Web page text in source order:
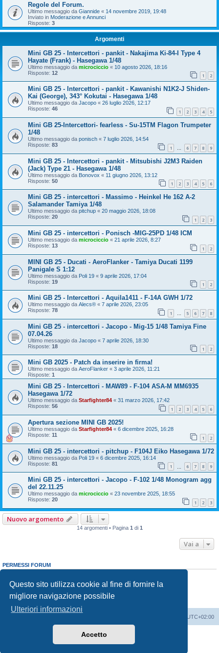
Questo sito utilizza cookie al fine di fornire la
migliore navigazione possibile
Ulteriori informazioni
Accetto
Regole del Forum.
Ultimo messaggio da Giannide « 14 novembre 2019, 19:48
Inviato in Moderazione e Annunci
Risposte: 3
Argomenti
Mini GB 25 - Intercettori - pankit - Nakajima Ki-84-I Type 4
Hayate (Frank) - Hasegawa 1/48
Ultimo messaggio da microciccio « 10 agosto 2026, 18:16
Risposte: 12 1 2
Mini GB 25 - Intercettori - pankit - Kawanishi N1K2-J Shiden-
Kai (George), 343° Kokutai - Hasegawa 1/48
Ultimo messaggio da Jacopo « 26 luglio 2026, 12:17
Risposte: 46 1 2 3 4 5
Mini GB 25-Intercettori- fearless - Su-15TM Flagon Trumpeter
1/48
Ultimo messaggio da ponisch « 7 luglio 2026, 14:54
Risposte: 83 1 … 6 7 8 9
Mini GB 25 - Intercettori - pankit - Mitsubishi J2M3 Raiden
(Jack) Type 21 - Hasegawa 1/48
Ultimo messaggio da Bonovox « 11 giugno 2026, 13:12
Risposte: 50 1 2 3 4 5 6
Mini GB 25 - intercettori - Massimo - Heinkel He 162 A-2
Salamander Tamiya 1/48
Ultimo messaggio da pitchup « 20 maggio 2026, 18:08
Risposte: 20 1 2 3
Mini GB 25 - intercettori - Ponisch -MIG-25PD 1/48 ICM
Ultimo messaggio da microciccio « 21 aprile 2026, 8:27
Risposte: 13 1 2
MINI GB 25 - Ducati - AeroFlanker - Tamiya Ducati 1199
Panigale S 1:12
Ultimo messaggio da Poli 19 « 9 aprile 2026, 17:04
Risposte: 19 1 2
Mini GB 25 - Intercettori - Aquila1411 - F-14A GWH 1/72
Ultimo messaggio da Alecs® « 7 aprile 2026, 23:05
Risposte: 78 1 … 5 6 7 8
Mini GB 25 - intercettori - Jacopo - Mig-15 1/48 Tamiya Fine
07.04.26
Ultimo messaggio da Jacopo « 7 aprile 2026, 18:30
Risposte: 18 1 2
Mini GB 2025 - Patch da inserire in firma!
Ultimo messaggio da AeroFlanker « 3 aprile 2026, 11:21
Risposte: 1
Mini GB 25 - Intercettori - MAW89 - F-104 ASA-M MM6935
Hasegawa 1/72
Ultimo messaggio da Starfighter84 « 31 marzo 2026, 17:42
Risposte: 56 1 2 3 4 5 6
Apertura sezione MINI GB 2025!
Ultimo messaggio da Starfighter84 « 6 dicembre 2025, 16:28
Risposte: 11 1 2
Mini GB 25 - intercettori - pitchup - F104J Eiko Hasegawa 1/72
Ultimo messaggio da Poli 19 « 6 dicembre 2025, 16:14
Risposte: 81 1 6 7 8 9
Mini GB 25 - intercettori - Jacopo - F-102 1/48 Monogram agg
del 22.11.25
Ultimo messaggio da microciccio « 23 novembre 2025, 18:55
Risposte: 20 1 2 3
Nuovo argomento
14 argomenti • Pagina 1 di 1
Vai a
PERMESSI FORUM
Non puoi
rispondere negli argomenti
Non puoimodificare i tuoi messaggi
Non puoicancellare i tuoi messaggi
Non puoi
inviare allegati
UTC+02:00
phpBB® Forum Software © phpBB Limited
phpBB-Italia.it